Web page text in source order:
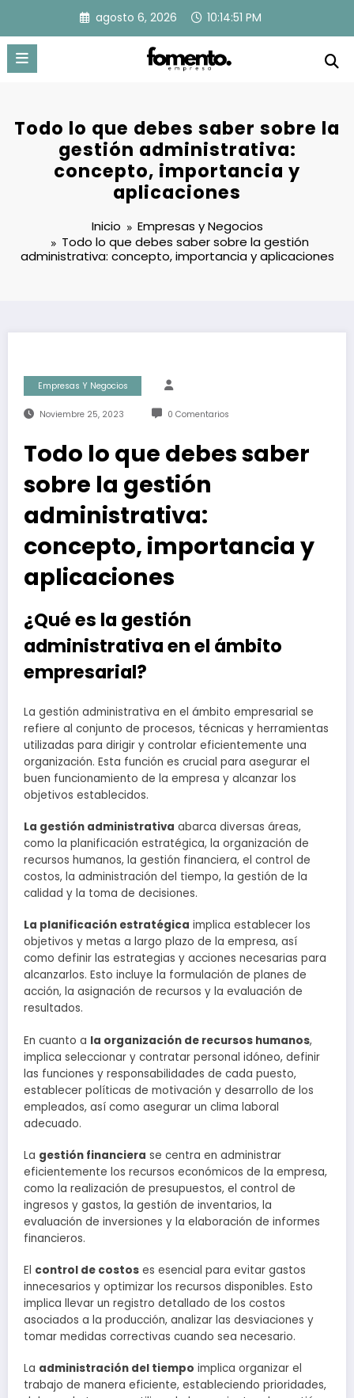
contenido
agosto 6, 2026 10:14:52 PM
Todo lo que debes saber sobre la
gestión administrativa:
concepto, importancia y
aplicaciones
Inicio
Empresas y Negocios
Todo lo que debes saber sobre la gestión
administrativa: concepto, importancia y aplicaciones
Empresas Y Negocios
Noviembre 25, 2023 0 Comentarios
Todo lo que debes saber
sobre la gestión
administrativa:
concepto, importancia y
aplicaciones
¿Qué es la gestión
administrativa en el ámbito
empresarial?
La gestión administrativa en el ámbito empresarial se
refiere al conjunto de procesos, técnicas y herramientas
utilizadas para dirigir y controlar eficientemente una
organización. Esta función es crucial para asegurar el
buen funcionamiento de la empresa y alcanzar los
objetivos establecidos.
La gestión administrativa abarca diversas áreas,
como la planificación estratégica, la organización de
recursos humanos, la gestión financiera, el control de
costos, la administración del tiempo, la gestión de la
calidad y la toma de decisiones.
La planificación estratégica implica establecer los
objetivos y metas a largo plazo de la empresa, así
como definir las estrategias y acciones necesarias para
alcanzarlos. Esto incluye la formulación de planes de
acción, la asignación de recursos y la evaluación de
resultados.
En cuanto a la organización de recursos humanos,
implica seleccionar y contratar personal idóneo, definir
las funciones y responsabilidades de cada puesto,
establecer políticas de motivación y desarrollo de los
empleados, así como asegurar un clima laboral
adecuado.
La gestión financiera se centra en administrar
eficientemente los recursos económicos de la empresa,
como la realización de presupuestos, el control de
ingresos y gastos, la gestión de inventarios, la
evaluación de inversiones y la elaboración de informes
financieros.
El control de costos es esencial para evitar gastos
innecesarios y optimizar los recursos disponibles. Esto
implica llevar un registro detallado de los costos
asociados a la producción, analizar las desviaciones y
tomar medidas correctivas cuando sea necesario.
La administración del tiempo implica organizar el
trabajo de manera eficiente, estableciendo prioridades,